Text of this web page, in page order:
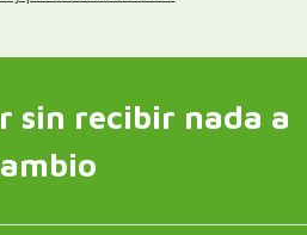
sin recibir nada a